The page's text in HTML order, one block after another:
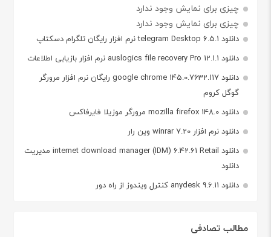
چیزی برای نمایش وجود ندارد
چیزی برای نمایش وجود ندارد
دانلود telegram Desktop 6.5.1 نرم افزار رایگان تلگرام دسکتاپ
دانلود auslogics file recovery Pro 12.1.1 نرم افزار بازیابی اطلاعات
دانلود google chrome 145.0.7632.117 رایگان نرم افزار مرورگر
گوگل کروم
دانلود mozilla firefox 148.0 مرورگر موزیلا فایرفاکس
دانلود نرم افزار winrar 7.20 وین رار
دانلود internet download manager (IDM) 6.42.61 Retail مدیریت
دانلود
دانلود anydesk 9.6.11 کنترل ویندوز از راه دور
مطالب تصادفی